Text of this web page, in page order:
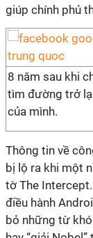
giúp chính phủ
8 năm sau khi
tìm đường trở
của mình.
Thông tin về
bị lộ ra khi một
tờ The
điều hành
bỏ những từ